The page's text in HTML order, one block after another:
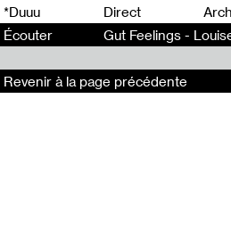
*Duuu Direct
Écouter
Gut Feelings -
Revenir à la page précédente